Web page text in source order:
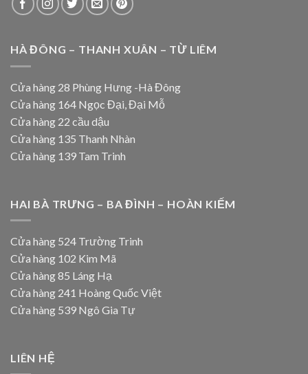
HÀ ĐÔNG – THANH XUÂN – TỪ LIÊM
Cửa hàng 28 Phùng Hưng -Hà Đông
Cửa hàng 164 Ngọc Đại, Đại Mỗ
Cửa hàng 22 cầu dậu
Cửa hàng 135 Thanh Nhàn
Cửa hàng 139 Tam Trinh
HAI BÀ TRƯNG – BA ĐÌNH – HOÀN KIẾM
Cửa hàng 524 Trường Trinh
Cửa hàng 102 Kim Mã
Cửa hàng 85 Láng Hạ
Cửa hàng 241 Hoàng Quốc Việt
Cửa hàng 539 Ngô Gia Tự
LIÊN HỆ